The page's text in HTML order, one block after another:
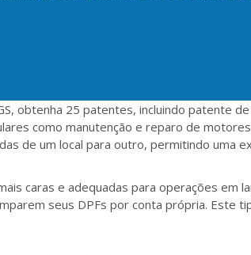
obtenha 25 patentes, incluindo patente
como manutenção e reparo de
de um local para outro, permitindo uma
caras e adequadas para operações em
seus DPFs por conta própria. Este